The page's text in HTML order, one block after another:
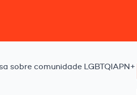
sobre comunidade LGBTQIAPN+